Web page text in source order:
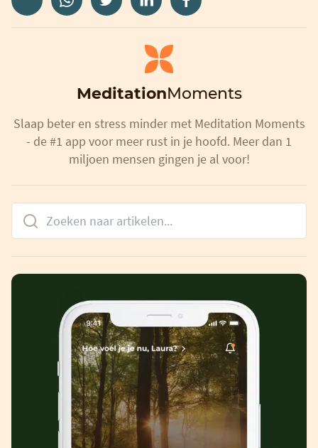
MeditationMoments
Slaap beter en stress minder met Meditation Moments
- de #1 app voor meer rust in je hoofd. Meer dan 1
miljoen mensen gingen je al voor!